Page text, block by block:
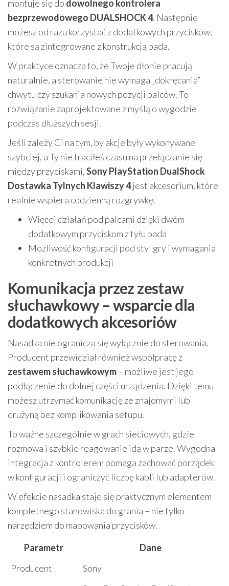
montuje się do dowolnego kontrolera
bezprzewodowego DUALSHOCK 4. Następnie
możesz od razu korzystać z dodatkowych przycisków,
które są zintegrowane z konstrukcją pada.
W praktyce oznacza to, że Twoje dłonie pracują
naturalnie, a sterowanie nie wymaga „dokręcania”
chwytu czy szukania nowych pozycji palców. To
rozwiązanie zaprojektowane z myślą o wygodzie
podczas dłuższych sesji.
Jeśli zależy Ci na tym, by akcje były wykonywane
szybciej, a Ty nie traciłeś czasu na przełączanie się
między przyciskami,Sony PlayStation DualShock
Dostawka Tylnych Klawiszy 4jest akcesorium, które
realnie wspiera codzienną rozgrywkę.
Więcej działań pod palcami dzięki dwóm
dodatkowym przyciskom z tyłu pada
Możliwość konfiguracji pod styl gry i wymagania
konkretnych produkcji
Komunikacja przez zestaw
słuchawkowy – wsparcie dla
dodatkowych akcesoriów
Nasadka nie ogranicza się wyłącznie do sterowania.
Producent przewidział również współpracę z
zestawem słuchawkowym– możliwe jest jego
podłączenie do dolnej części urządzenia. Dzięki temu
możesz utrzymać komunikację ze znajomymi lub
drużyną bez komplikowania setupu.
To ważne szczególnie w grach sieciowych, gdzie
rozmowa i szybkie reagowanie idą w parze. Wygodna
integracja z kontrolerem pomaga zachować porządek
w konfiguracji i ograniczyć liczbę kabli lub adapterów.
W efekcie nasadka staje się praktycznym elementem
kompletnego stanowiska do grania – nie tylko
narzędziem do mapowania przycisków.
Parametr
Dane
Producent
Sony